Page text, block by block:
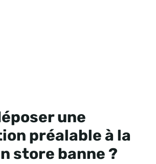
une
préalable à la
store banne ?